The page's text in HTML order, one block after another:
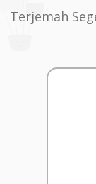
Terjemah